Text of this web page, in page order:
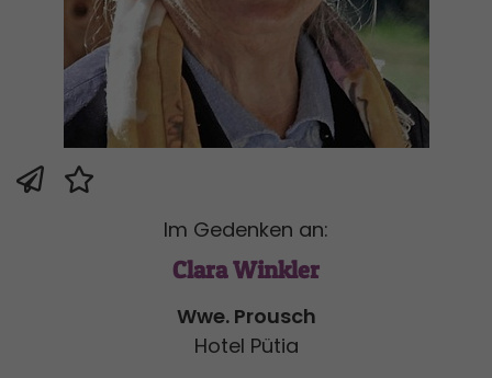
Im Gedenken an:
Clara Winkler
Wwe. Prousch
Hotel Pütia